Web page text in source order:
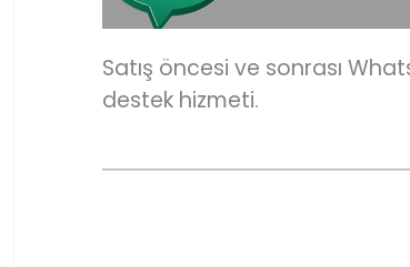
Satış öncesi ve sonrası
destek hizmeti.